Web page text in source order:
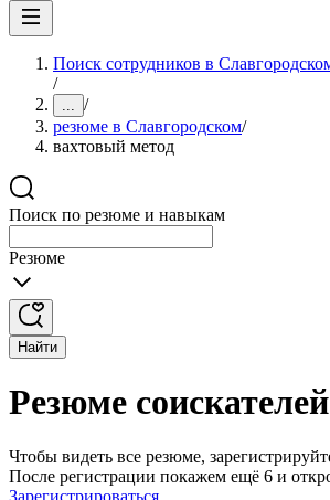
Поиск сотрудников в
/
... /
резюме в Славгородском/
вахтовый метод
Поиск по резюме и навыкам
Резюме
Найти
Резюме
Чтобы видеть все резюме,
После регистрации покажем ещё 6 и
Зарегистрироваться